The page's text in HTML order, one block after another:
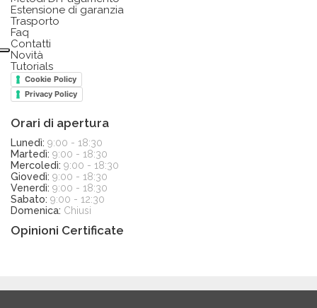
Estensione di garanzia
Trasporto
Faq
Contatti
Novità
Tutorials
Cookie Policy
Privacy Policy
Orari di apertura
Lunedì: 9:00 - 18:30
Martedì: 9:00 - 18:30
Mercoledì: 9:00 - 18:30
Giovedì: 9:00 - 18:30
Venerdì: 9:00 - 18:30
Sabato: 9:00 - 12:30
Domenica: Chiusi
Opinioni Certificate